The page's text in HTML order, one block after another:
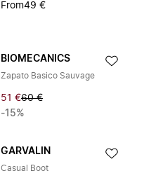
From49 €
BIOMECANICS
Zapato Basico Sauvage
51 €60 €
-15%
GARVALIN
Casual Boot